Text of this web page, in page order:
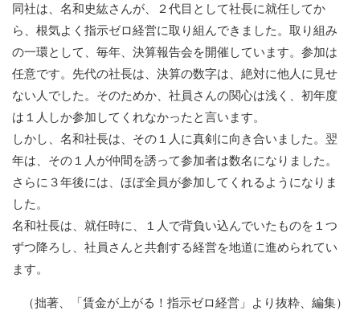
同社は、名和史紘さんが、２代目として社長に就任してか
ら、根気よく指示ゼロ経営に取り組んできました。取り組み
の一環として、毎年、決算報告会を開催しています。参加は
任意です。先代の社長は、決算の数字は、絶対に他人に見せ
ない人でした。そのためか、社員さんの関心は浅く、初年度
は１人しか参加してくれなかったと言います。
しかし、名和社長は、その１人に真剣に向き合いました。翌
年は、その１人が仲間を誘って参加者は数名になりました。
さらに３年後には、ほぼ全員が参加してくれるようになりま
した。
名和社長は、就任時に、１人で背負い込んでいたものを１つ
ずつ降ろし、社員さんと共創する経営を地道に進められてい
ます。
（拙著、「賃金が上がる！指示ゼロ経営」より抜粋、編集）